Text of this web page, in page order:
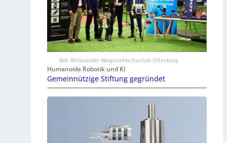
Bild: ©Alexander Weigand/Hochschule Offenburg
Humanoide Robotik und KI
Gemeinnützige Stiftung gegründet